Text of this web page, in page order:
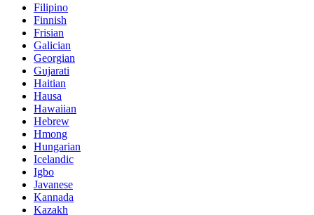
Filipino
Finnish
Frisian
Galician
Georgian
Gujarati
Haitian
Hausa
Hawaiian
Hebrew
Hmong
Hungarian
Icelandic
Igbo
Javanese
Kannada
Kazakh